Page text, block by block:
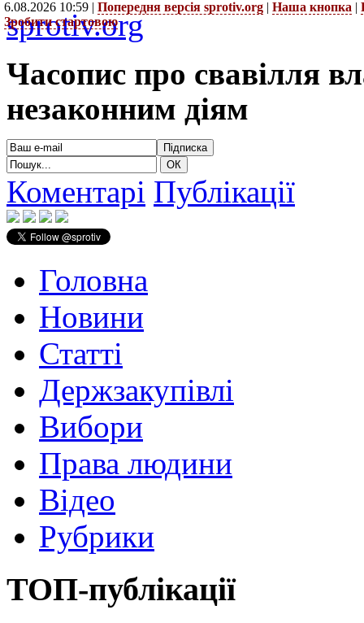
6.08.2026 10:59 | Попередня версія sprotiv.org | Наша кнопка |
Зробити стартовою
sprotiv.org
Часопис про свавілля
незаконним діям
Коментарі Публікації
Головна
Новини
Статті
Держзакупівлі
Вибори
Права людини
Відео
Рубрики
ТОП-публікації